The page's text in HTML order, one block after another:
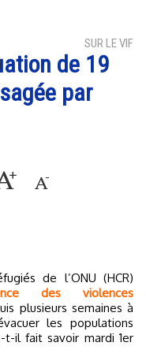
SUR LE VIF
de 19
par
des violences
plusieurs semaines à
les populations
il fait savoir mardi 1er